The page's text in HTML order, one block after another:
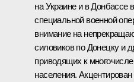
на Украине и в Донбассе
специальной военной
внимание на
силовиков по Донецку и
приводящих к
населения.